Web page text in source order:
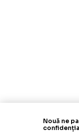
Nouă ne